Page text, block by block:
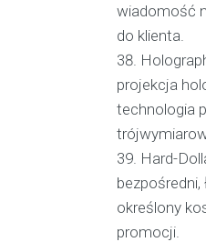
wiadomość
do klienta.
projekcja
technologia
Hard-
bezpośredni,
określony
promocji.